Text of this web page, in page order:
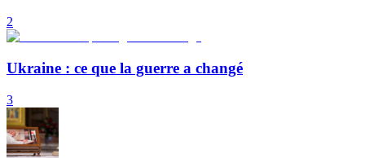
2
Ukraine : ce que la guerre a changé
3